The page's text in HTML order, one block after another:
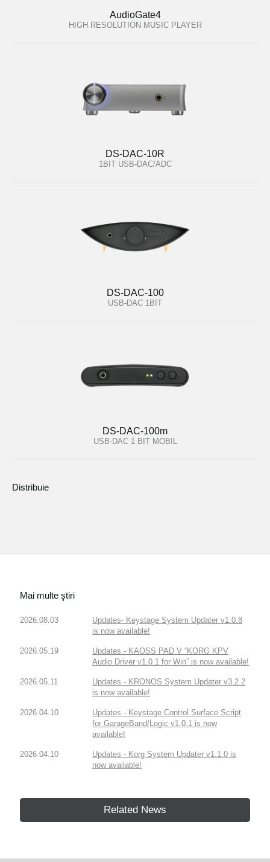
AudioGate4
HIGH RESOLUTION MUSIC PLAYER
DS-DAC-10R
1BIT USB-DAC/ADC
DS-DAC-100
USB-DAC 1BIT
DS-DAC-100m
USB-DAC 1 BIT MOBIL
Distribuie
Mai multe ştiri
2026.08.03
Updates- Keystage System Updater v1.0.8
is now available!
2026.05.19
Updates - KAOSS PAD V “KORG KPV
Audio Driver v1.0.1 for Win” is now available!
2026.05.11
Updates - KRONOS System Updater v3.2.2
is now available!
2026.04.10
Updates - Keystage Control Surface Script
for GarageBand/Logic v1.0.1 is now
available!
2026.04.10
Updates - Korg System Updater v1.1.0 is
now available!
Related News